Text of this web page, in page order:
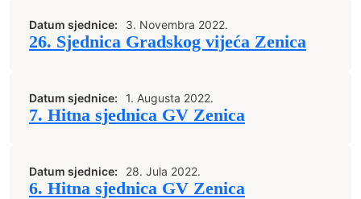
Datum sjednice: 3. Novembra 2022.
26. Sjednica Gradskog vijeća Zenica
Datum sjednice: 1. Augusta 2022.
7. Hitna sjednica GV Zenica
Datum sjednice: 28. Jula 2022.
6. Hitna sjednica GV Zenica